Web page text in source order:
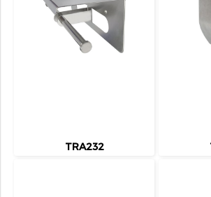
TRA232